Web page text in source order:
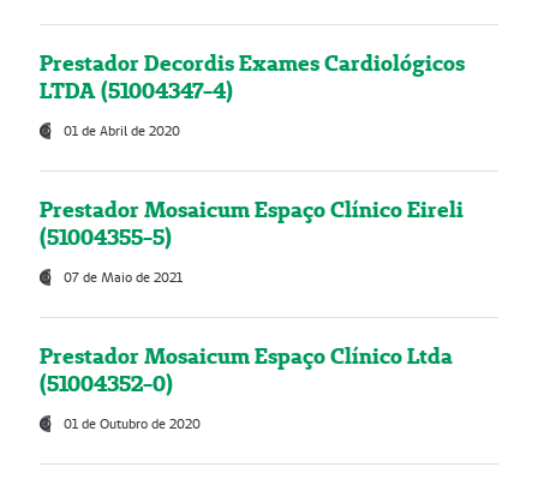
Prestador Decordis Exames Cardiológicos
LTDA (51004347-4)
01 de Abril de 2020
Prestador Mosaicum Espaço Clínico Eireli
(51004355-5)
07 de Maio de 2021
Prestador Mosaicum Espaço Clínico Ltda
(51004352-0)
01 de Outubro de 2020